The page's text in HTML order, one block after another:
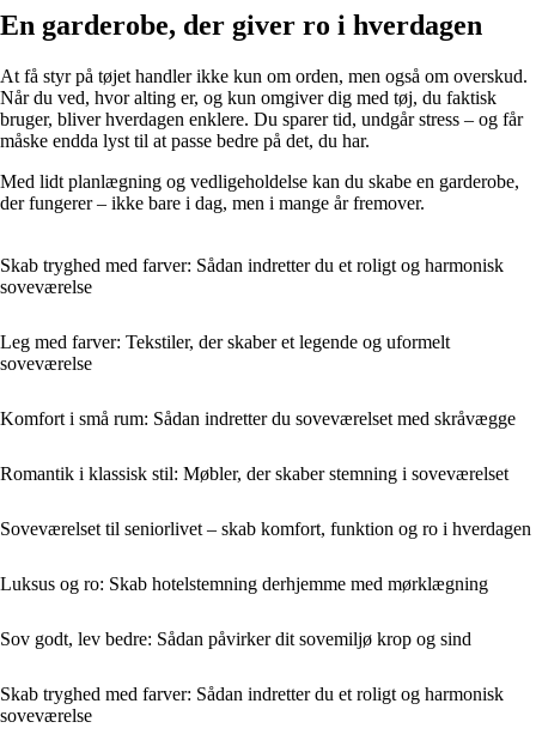
En garderobe, der giver ro i hverdagen
At få styr på tøjet handler ikke kun om orden, men også om overskud.
Når du ved, hvor alting er, og kun omgiver dig med tøj, du faktisk
bruger, bliver hverdagen enklere. Du sparer tid, undgår stress – og får
måske endda lyst til at passe bedre på det, du har.
Med lidt planlægning og vedligeholdelse kan du skabe en garderobe,
der fungerer – ikke bare i dag, men i mange år fremover.
Skab tryghed med farver: Sådan indretter du et roligt og harmonisk
soveværelse
Leg med farver: Tekstiler, der skaber et legende og uformelt
soveværelse
Komfort i små rum: Sådan indretter du soveværelset med skråvægge
Romantik i klassisk stil: Møbler, der skaber stemning i soveværelset
Soveværelset til seniorlivet – skab komfort, funktion og ro i hverdagen
Luksus og ro: Skab hotelstemning derhjemme med mørklægning
Sov godt, lev bedre: Sådan påvirker dit sovemiljø krop og sind
Skab tryghed med farver: Sådan indretter du et roligt og harmonisk
soveværelse